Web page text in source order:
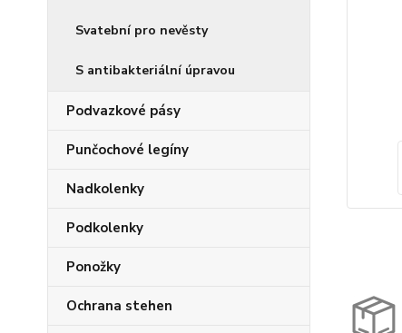
Svatební pro nevěsty
S antibakteriální úpravou
Podvazkové pásy
Punčochové legíny
Nadkolenky
Podkolenky
Ponožky
Ochrana stehen